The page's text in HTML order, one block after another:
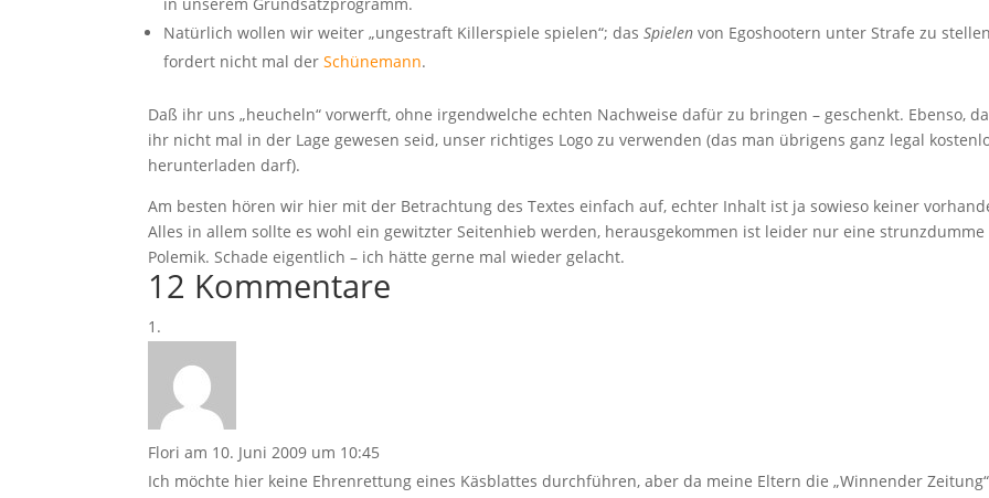
Natürlich wollen wir weiter „ungestraft Killerspiele spielen“; dasSpielen von Egoshootern unter Strafe zu
fordert nicht mal derSchünemann.
Daß ihr uns „heucheln“ vorwerft, ohne irgendwelche echten Nachweise dafür zu bringen – geschenkt. Ebenso,
ihr nicht mal in der Lage gewesen seid, unser richtiges Logo zu verwenden (das man übrigens ganz legal
herunterladen darf).
Am besten hören wir hier mit der Betrachtung des Textes einfach auf, echter Inhalt ist ja sowieso keiner
Alles in allem sollte es wohl ein gewitzter Seitenhieb werden, herausgekommen ist leider nur eine strunzdumme
Polemik. Schade eigentlich – ich hätte gerne mal wieder gelacht.
12 Kommentare
Flori am 10. Juni 2009 um 10:45
Ich möchte hier keine Ehrenrettung eines Käsblattes durchführen, aber da meine Eltern die „Winnender